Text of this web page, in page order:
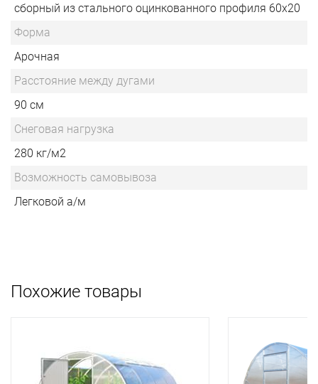
сборный из стального оцинкованного профиля 60х20
Форма
Арочная
Расстояние между дугами
90 см
Снеговая нагрузка
280 кг/м2
Возможность самовывоза
Легковой а/м
Похожие товары